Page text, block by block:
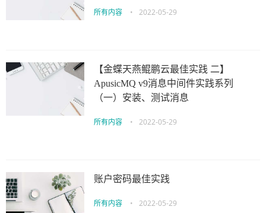
所有内容 • 2022-05-29
【金蝶天燕鲲鹏云最佳实践 二】
ApusicMQ v9消息中间件实践系列
（一）安装、测试消息
所有内容 • 2022-05-29
账户密码最佳实践
所有内容 • 2022-05-29